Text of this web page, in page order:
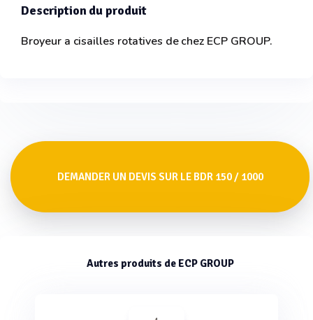
Description du produit
Broyeur a cisailles rotatives de chez ECP GROUP.
DEMANDER UN DEVIS SUR LE BDR 150 / 1000
Autres produits de ECP GROUP